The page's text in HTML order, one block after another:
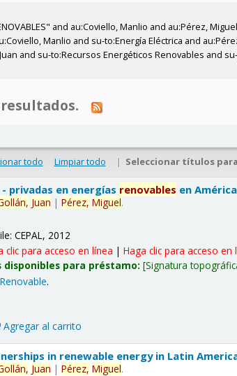
and au:Coviello, Manlio and au:Pérez,
Manlio and su-to:Energía Eléctrica and
and su-to:Recursos Energéticos Renovables and
todo Limpiar todo | Seleccionar títulos
privadas en energías renovables en América
Juan |Pérez, Miguel.
CEPAL, 2012
clic para acceso en línea |Haga clic para acceso en
disponibles para préstamo: Signatura
.
Agregar al carrito
in renewable energy in Latin
Juan |Pérez, Miguel.